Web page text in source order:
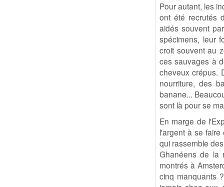
Pour autant, les
ont été recrutés
aidés souvent
spécimens, leur
croit souvent au
ces sauvages à
cheveux crépus.
nourriture, des
banane...
sont là pour se
En marge de
l'argent à se
qui rassemble
Ghanéens de la
montrés à
cinq manquants